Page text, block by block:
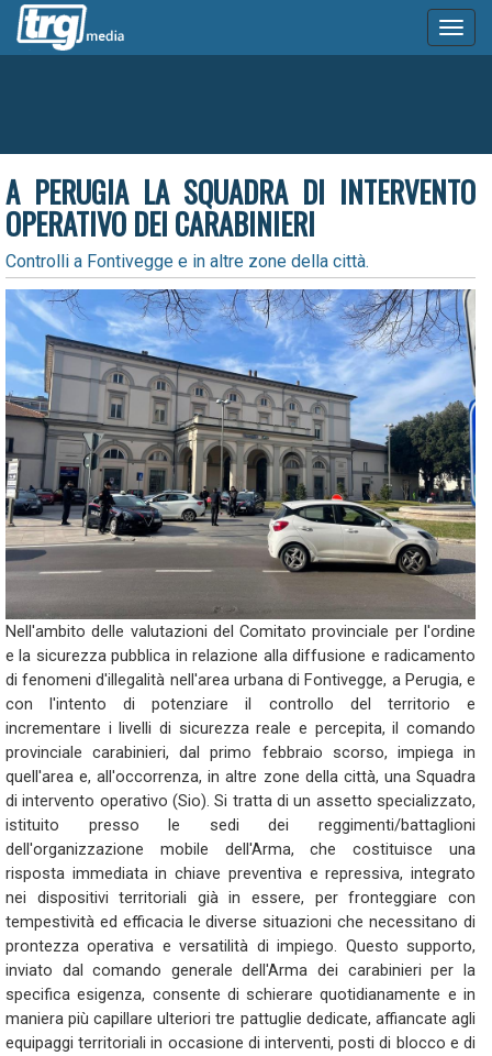
A PERUGIA LA SQUADRA DI INTERVENTO
OPERATIVO DEI CARABINIERI
Controlli a Fontivegge e in altre zone della città.
Nell'ambito delle valutazioni del Comitato provinciale per l'ordine
e la sicurezza pubblica in relazione alla diffusione e radicamento
di fenomeni d'illegalità nell'area urbana di Fontivegge, a Perugia, e
con l'intento di potenziare il controllo del territorio e
incrementare i livelli di sicurezza reale e percepita, il comando
provinciale carabinieri, dal primo febbraio scorso, impiega in
quell'area e, all'occorrenza, in altre zone della città, una Squadra
di intervento operativo (Sio). Si tratta di un assetto specializzato,
istituito presso le sedi dei reggimenti/battaglioni
dell'organizzazione mobile dell'Arma, che costituisce una
risposta immediata in chiave preventiva e repressiva, integrato
nei dispositivi territoriali già in essere, per fronteggiare con
tempestività ed efficacia le diverse situazioni che necessitano di
prontezza operativa e versatilità di impiego. Questo supporto,
inviato dal comando generale dell'Arma dei carabinieri per la
specifica esigenza, consente di schierare quotidianamente e in
maniera più capillare ulteriori tre pattuglie dedicate, affiancate agli
equipaggi territoriali in occasione di interventi, posti di blocco e di